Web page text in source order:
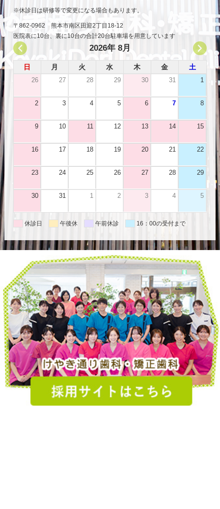
休診日は研修等で変更になる場合もあります。
〒862-0962 熊本市南区田迎2丁目18-12
医院表に10台、裏に10台の合計20台駐車場を用意しています
2026年 8月
日 月 火 水 木 金 土
26 27 28 29 30 31 1
2 3 4 5 6 7 8
9 10 11 12 13 14 15
16 17 18 19 20 21 22
23 24 25 26 27 28 29
30 31 1 2 3 4 5
休診日 午後休 午前休診 16：00の受付まで